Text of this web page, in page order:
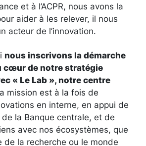
et à l’ACPR, nous avons la
aider à les relever, il nous
acteur de l’innovation.
nous inscrivons la démarche
cœur de notre stratégie
« Le Lab », notre centre
mission est à la fois de
en interne, en appui de
la Banque centrale, et de
avec nos écosystèmes, que
de la recherche ou le monde